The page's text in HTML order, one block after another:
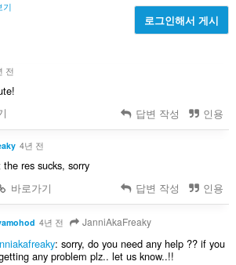
기
로그인해서 게시
전
답변 작성 인용
4년 전
res sucks, sorry
바로가기 답변 작성 인용
4년 전 JanniAkaFreaky
: sorry, do you need any help ?? if you
any problem plz.. let us know..!!